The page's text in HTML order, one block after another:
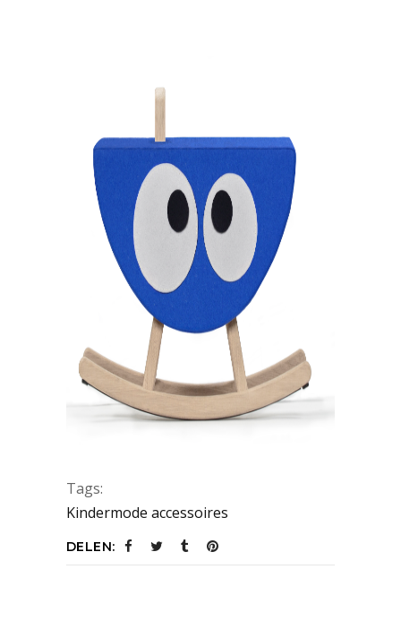
Tags:
Kindermode accessoires
DELEN: